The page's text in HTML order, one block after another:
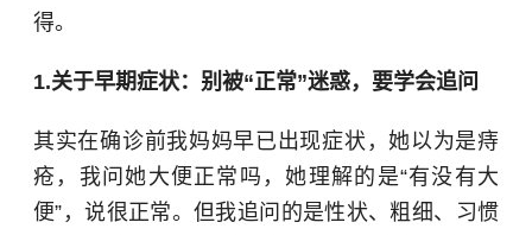
得。
1.关于早期症状：别被“正常”迷惑，要学会追问
其实在确诊前我妈妈早已出现症状，她以为是痔
疮，我问她大便正常吗，她理解的是“有没有大
便”，说很正常。但我追问的是性状、粗细、习惯